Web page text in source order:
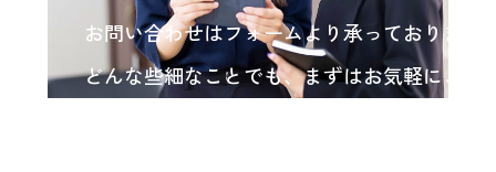
お問い合わせはフォームより承っております
どんな些細なことでも、まずはお気軽にご相